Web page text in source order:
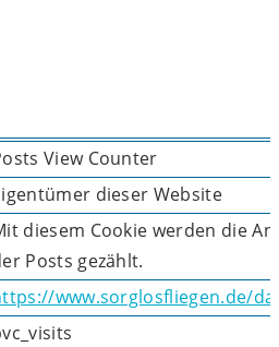
View Counter
dieser Website
diesem Cookie werden die
Posts gezählt.
www.sorglosfliegen.de/